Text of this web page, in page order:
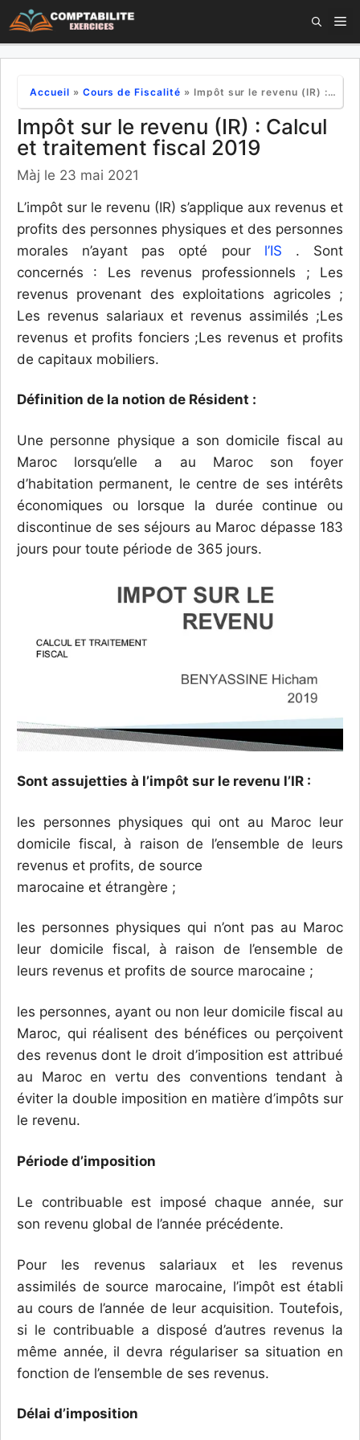
Aller
au
Accueil » Cours de Fiscalité » Impôt sur le revenu (IR) : Calcul et traitement fiscal 2019
Impôt sur le revenu (IR) : Calcul
et traitement fiscal 2019
Màj le 23 mai 2021
L’impôt sur le revenu (IR) s’applique aux revenus et
profits des personnes physiques et des personnes
morales n’ayant pas opté pour l’IS . Sont
concernés : Les revenus professionnels ; Les
revenus provenant des exploitations agricoles ;
Les revenus salariaux et revenus assimilés ;Les
revenus et profits fonciers ;Les revenus et profits
de capitaux mobiliers.
Définition de la notion de Résident :
Une personne physique a son domicile fiscal au
Maroc lorsqu’elle a au Maroc son foyer
d’habitation permanent, le centre de ses intérêts
économiques ou lorsque la durée continue ou
discontinue de ses séjours au Maroc dépasse 183
jours pour toute période de 365 jours.
Sont assujetties à l’impôt sur le revenu l’IR :
les personnes physiques qui ont au Maroc leur
domicile fiscal, à raison de l’ensemble de leurs
revenus et profits, de source
marocaine et étrangère ;
les personnes physiques qui n’ont pas au Maroc
leur domicile fiscal, à raison de l’ensemble de
leurs revenus et profits de source marocaine ;
les personnes, ayant ou non leur domicile fiscal au
Maroc, qui réalisent des bénéfices ou perçoivent
des revenus dont le droit d’imposition est attribué
au Maroc en vertu des conventions tendant à
éviter la double imposition en matière d’impôts sur
le revenu.
Période d’imposition
Le contribuable est imposé chaque année, sur
son revenu global de l’année précédente.
Pour les revenus salariaux et les revenus
assimilés de source marocaine, l’impôt est établi
au cours de l’année de leur acquisition. Toutefois,
si le contribuable a disposé d’autres revenus la
même année, il devra régulariser sa situation en
fonction de l’ensemble de ses revenus.
Délai d’imposition